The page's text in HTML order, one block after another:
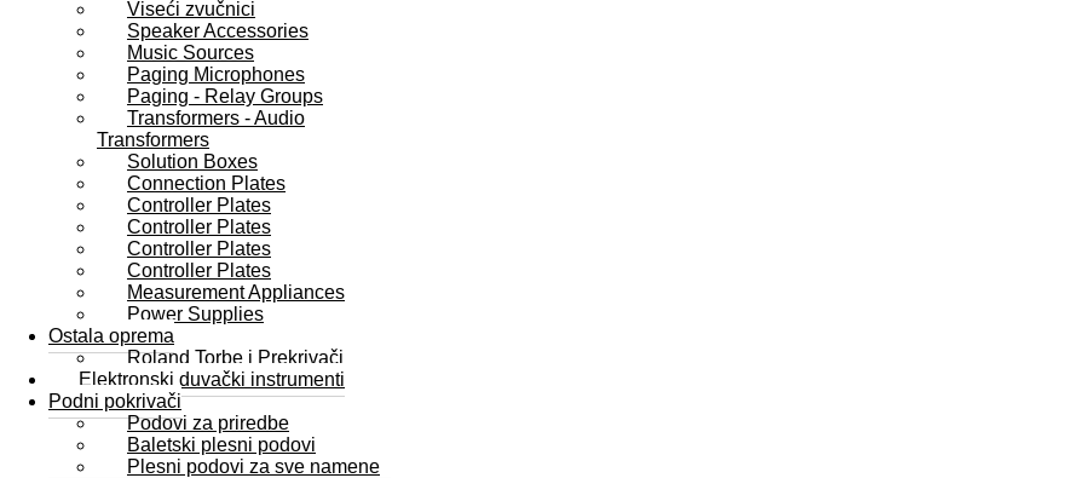
Viseći zvučnici
Speaker Accessories
Music Sources
Paging Microphones
Paging - Relay Groups
Transformers - Audio
Transformers
Solution Boxes
Connection Plates
Controller Plates
Controller Plates
Controller Plates
Controller Plates
Measurement Appliances
Power Supplies
Ostala oprema
Roland Torbe i Prekrivači
Elektronski duvački instrumenti
Podni pokrivači
Podovi za priredbe
Baletski plesni podovi
Plesni podovi za sve namene